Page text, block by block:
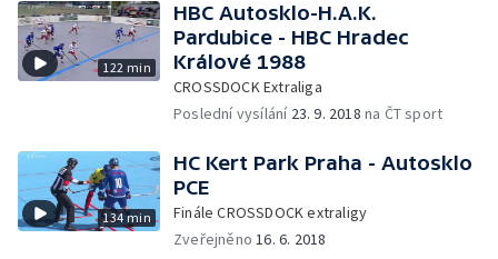
122 min
HBC Autosklo-H.A.K.
Pardubice - HBC Hradec
Králové 1988
CROSSDOCK Extraliga
Poslední vysílání 23. 9. 2018 na ČT sport
134 min
HC Kert Park Praha - Autosklo
PCE
Finále CROSSDOCK extraligy
Zveřejněno16. 6. 2018